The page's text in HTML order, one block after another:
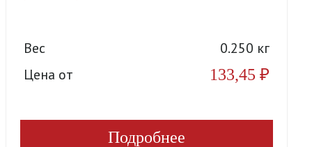
Вес
0.250 кг
Цена от
133,45 ₽
Подробнее